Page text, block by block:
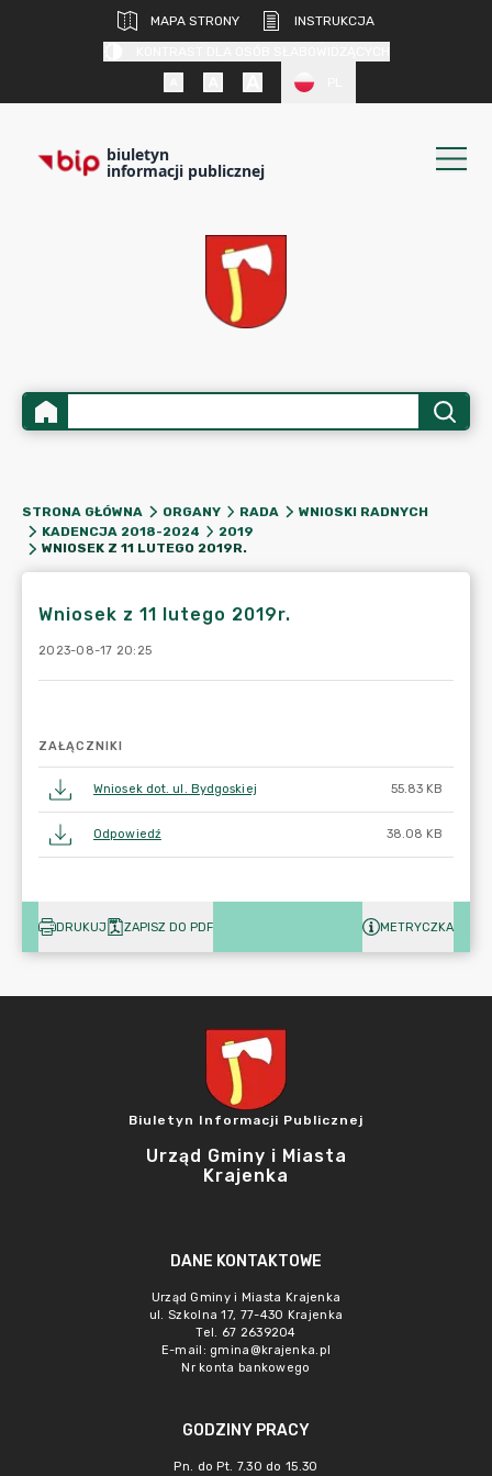
MAPA STRONY
INSTRUKCJA
biuletyn
informacji publicznej
STRONA GŁÓWNA ORGANY RADA
WNIOSKI RADNYCH
KADENCJA 2018-2024
2019
WNIOSEK Z 11 LUTEGO 2019R.
Wniosek z 11 lutego 2019r.
2023-08-17 20:25
ZAŁĄCZNIKI
Wniosek dot. ul. Bydgoskiej 55.83 KB
Odpowiedź 38.08 KB
DRUKUJ ZAPISZ DO PDF METRYCZKA
Biuletyn Informacji Publicznej
Urząd Gminy i Miasta
Krajenka
DANE KONTAKTOWE
Urząd Gminy i Miasta Krajenka
ul. Szkolna 17, 77-430 Krajenka
Tel. 67 2639204
E-mail: gmina@krajenka.pl
Nr konta bankowego
GODZINY PRACY
Pn. do Pt. 7.30 do 15.30